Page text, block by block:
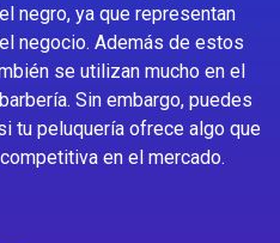
negro, ya que representan
negocio. Además de estos
se utilizan mucho en el
Sin embargo, puedes
tu peluquería ofrece algo que
en el mercado.